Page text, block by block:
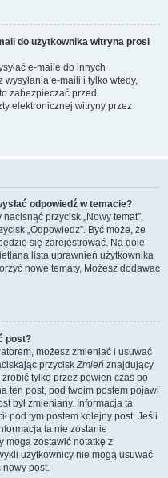
do użytkownika witryna prosi
e-maile do innych
e-maili i tylko wtedy,
zabezpieczać przed
elektronicznej witryny przez
odpowiedź w temacie?
przycisk „Nowy temat”,
„Odpowiedz”. Być może, że
się zarejestrować. Na dole
lista uprawnień użytkownika
nowe tematy, Możesz dodawać
post?
możesz zmieniać i usuwać
przyciskZmień znajdujący
tylko przez pewien czas po
ten post, pod twoim postem pojawi
był zmieniany. Informacja ta
pod tym postem kolejny post. Jeśli
ta nie zostanie
mogą zostawić notatkę z
użytkownicy nie mogą usuwać
nowy post.